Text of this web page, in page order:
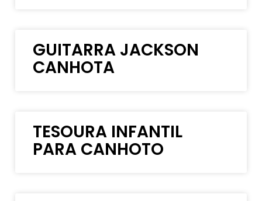
GUITARRA JACKSON
CANHOTA
TESOURA INFANTIL
PARA CANHOTO